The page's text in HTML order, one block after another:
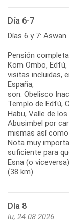
Día 6-7
Días 6 y 7:
Pensión
Kom Ombo,
visitas incluidas,
España,
son: Obelisco
Templo de Edfú,
Habu, Valle de
Abusimbel por
mismas así
Nota muy
suficiente para
Esna (o
(38 km).
Día 8
lu, 24.08.2026